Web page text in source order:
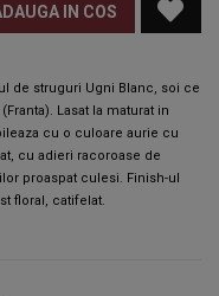
IN COS
de struguri Ugni Blanc, soi ce
Lasat la maturat in
cu o culoare aurie cu
cu adieri racoroase de
proaspat culesi. Finish-ul
floral, catifelat.